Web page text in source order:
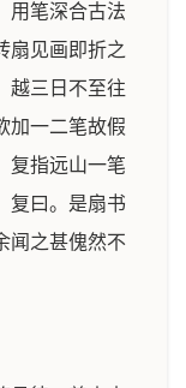
用笔深合古法
扇见画即折之
越三日不至往
加一二笔故假
复指远山一笔
复曰。是扇书
闻之甚傀然不